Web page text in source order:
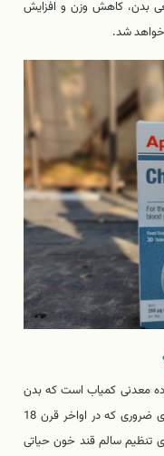
بدن، کاهش وزن و افزایش
شد.
آپوویتال یک ماده معدنی کمیاب است که بدن
برای سالم ماندن به آن نیاز دارد. این ماده مغذی ضروری که در اواخر قرن 18
تنظیم سالم قند خون حیاتی